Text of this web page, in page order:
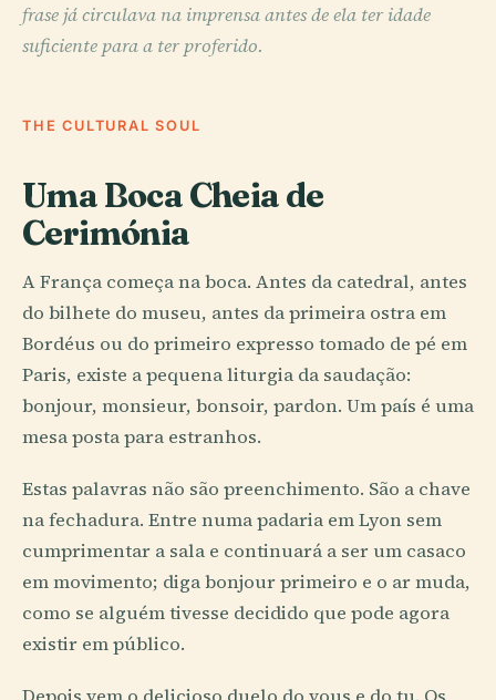
frase já circulava na imprensa antes de ela ter idade
suficiente para a ter proferido.
THE CULTURAL SOUL
Uma Boca Cheia de
Cerimónia
A França começa na boca. Antes da catedral, antes
do bilhete do museu, antes da primeira ostra em
Bordéus ou do primeiro expresso tomado de pé em
Paris, existe a pequena liturgia da saudação:
bonjour, monsieur, bonsoir, pardon. Um país é uma
mesa posta para estranhos.
Estas palavras não são preenchimento. São a chave
na fechadura. Entre numa padaria em Lyon sem
cumprimentar a sala e continuará a ser um casaco
em movimento; diga bonjour primeiro e o ar muda,
como se alguém tivesse decidido que pode agora
existir em público.